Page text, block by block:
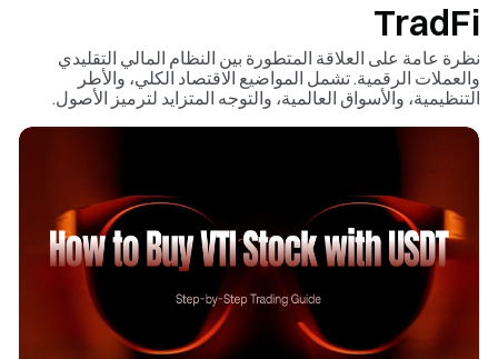
TradFi
نظرة عامة على العلاقة المتطورة بين النظام المالي التقليدي
والعملات الرقمية. تشمل المواضيع الاقتصاد الكلي، والأطر
التنظيمية، والأسواق العالمية، والتوجه المتزايد لترميز الأصول.